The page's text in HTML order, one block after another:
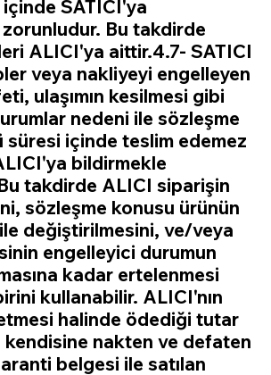
SATICI'ya
Bu takdirde
ALICI'ya aittir.4.7- SATICI
veya nakliyeyi engelleyen
ulaşımın kesilmesi gibi
nedeni ile sözleşme
süresi içinde teslim edemez
bildirmekle
takdirde ALICI siparişin
sözleşme konusu ürünün
değiştirilmesini, ve/veya
engelleyici durumun
kadar ertelenmesi
kullanabilir. ALICI'nın
halinde ödediği tutar
kendisine nakten ve defaten
belgesi ile satılan